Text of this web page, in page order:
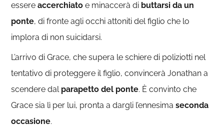
essereaccerchiato e minaccerà di buttarsi da un
ponte, di fronte agli occhi attoniti del figlio che lo
implora di non suicidarsi.
L’arrivo di Grace, che supera le schiere di poliziotti nel
tentativo di proteggere il figlio, convincerà Jonathan a
scendere dal parapetto del ponte. È convinto che
Grace sia lì per lui, pronta a dargli l’ennesimaseconda
occasione.